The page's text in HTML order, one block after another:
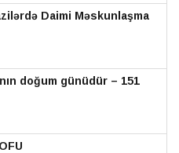
Daimi Məskunlaşma
doğum günüdür – 151